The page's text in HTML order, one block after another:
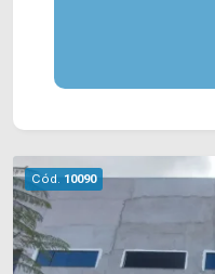
WhatsApp e
ARBIX IMÓVEIS -
Cód. 10090